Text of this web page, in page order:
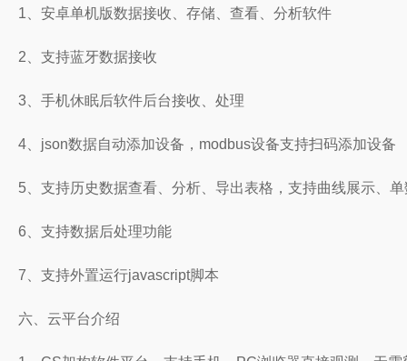
1、安卓单机版数据接收、存储、查看、分析软件
2、支持蓝牙数据接收
3、手机休眠后软件后台接收、处理
4、json数据自动添加设备，modbus设备支持扫码添加设备
5、支持历史数据查看、分析、导出表格，支持曲线展示、
6、支持数据后处理功能
7、支持外置运行javascript脚本
六、云平台介绍